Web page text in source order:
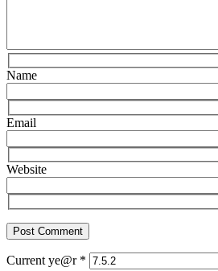
Name
Email
Website
Current ye@r *